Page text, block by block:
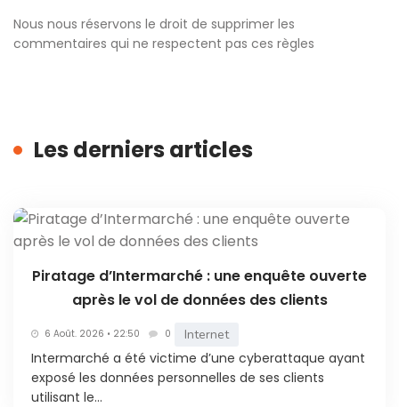
Nous nous réservons le droit de supprimer les
commentaires qui ne respectent pas ces règles
Les derniers articles
Piratage d’Intermarché : une enquête ouverte
après le vol de données des clients
6 Août. 2026 • 22:50 0 Internet
Intermarché a été victime d’une cyberattaque ayant
exposé les données personnelles de ses clients
utilisant le...